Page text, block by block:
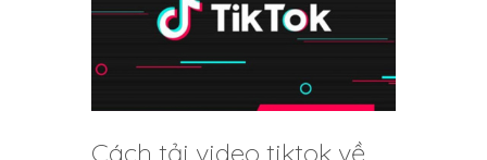
Cách tải video tiktok về